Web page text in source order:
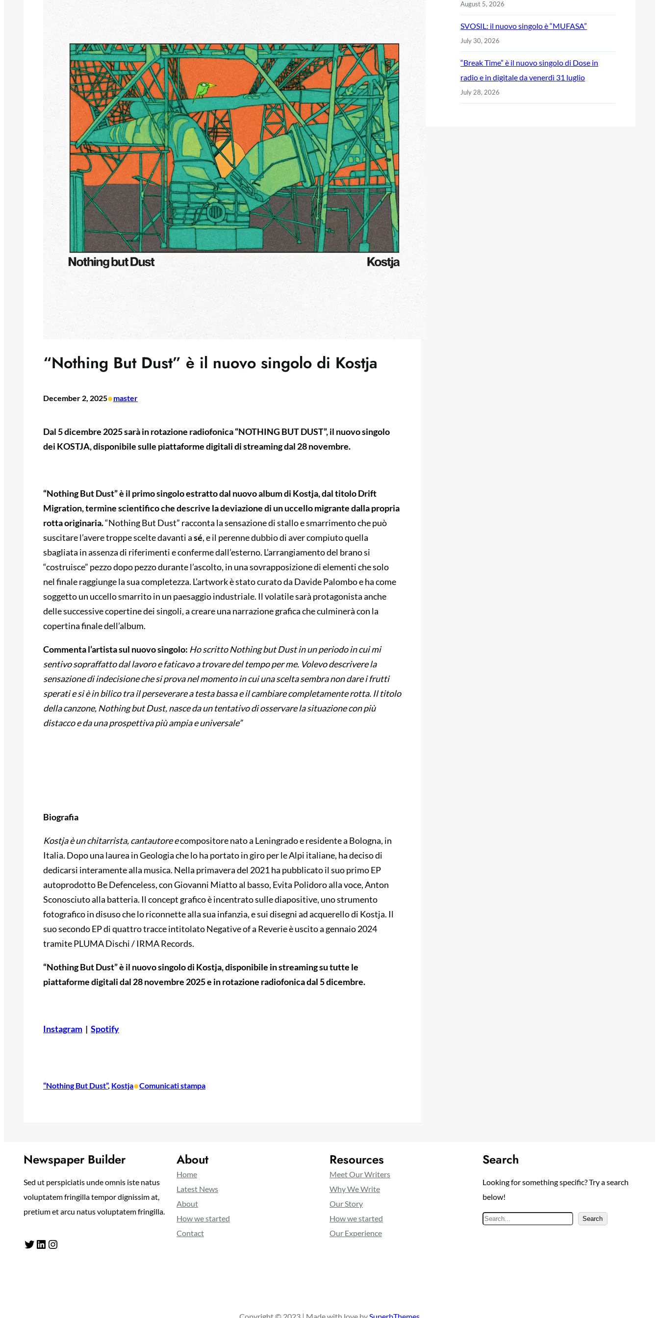
“Nothing But Dust” è il nuovo singolo di Kostja
December 2, 2025•master
Dal 5 dicembre 2025 sarà in rotazione radiofonica “NOTHING BUT DUST”, il nuovo singolo
dei KOSTJA, disponibile sulle piattaforme digitali di streaming dal 28 novembre.
“Nothing But Dust” è il primo singolo estratto dal nuovo album di Kostja, dal titolo Drift
Migration, termine scientifico che descrive la deviazione di un uccello migrante dalla propria
rotta originaria.“Nothing But Dust” racconta la sensazione di stallo e smarrimento che può
suscitare l’avere troppe scelte davanti asé, e il perenne dubbio di aver compiuto quella
sbagliata in assenza di riferimenti e conferme dall’esterno. L’arrangiamento del brano si
“costruisce” pezzo dopo pezzo durante l’ascolto, in una sovrapposizione di elementi che solo
nel finale raggiunge la sua completezza. L’artwork è stato curato da Davide Palombo e ha come
soggetto un uccello smarrito in un paesaggio industriale. Il volatile sarà protagonista anche
delle successive copertine dei singoli, a creare una narrazione grafica che culminerà con la
copertina finale dell’album.
Commenta l’artista sul nuovo singolo: Ho scritto Nothing but Dust in un periodo in cui mi
sentivo sopraffatto dal lavoro e faticavo a trovare del tempo per me. Volevo descrivere la
sensazione di indecisione che si prova nel momento in cui una scelta sembra non dare i frutti
sperati e si è in bilico tra il perseverare a testa bassa e il cambiare completamente rotta. Il titolo
della canzone, Nothing but Dust, nasce da un tentativo di osservare la situazione con più
distacco e da una prospettiva più ampia e universale”
Biografia
Kostja è un chitarrista, cantautore ecompositore nato a Leningrado e residente a Bologna, in
Italia. Dopo una laurea in Geologia che lo ha portato in giro per le Alpi italiane, ha deciso di
dedicarsi interamente alla musica. Nella primavera del 2021 ha pubblicato il suo primo EP
autoprodotto Be Defenceless, con Giovanni Miatto al basso, Evita Polidoro alla voce, Anton
Sconosciuto alla batteria. Il concept grafico è incentrato sulle diapositive, uno strumento
fotografico in disuso che lo riconnette alla sua infanzia, e sui disegni ad acquerello di Kostja. Il
suo secondo EP di quattro tracce intitolato Negative of a Reverie è uscito a gennaio 2024
tramite PLUMA Dischi / IRMA Records.
“Nothing But Dust” è il nuovo singolo di Kostja, disponibile in streaming su tutte le
piattaforme digitali dal 28 novembre 2025 e in rotazione radiofonica dal 5 dicembre.
Instagram | Spotify
“Nothing But Dust”, Kostja•Comunicati stampa
August 5, 2026
SVOSIL: il nuovo singolo è “MUFASA”
July 30, 2026
“Break Time” è il nuovo singolo di Dose in
radio e in digitale da venerdì 31 luglio
July 28, 2026
Newspaper Builder
Sed ut perspiciatis unde omnis iste natus
voluptatem fringilla tempor dignissim at,
pretium et arcu natus voluptatem fringilla.
Twitter LinkedIn Instagram
About
Home
Latest News
About
How we started
Contact
Resources
Meet Our Writers
Why We Write
Our Story
How we started
Our Experience
Search
Looking for something specific? Try a search
below!
S
Search